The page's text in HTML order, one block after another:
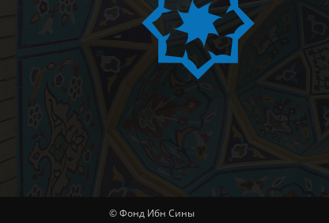
© Фонд Ибн Сины